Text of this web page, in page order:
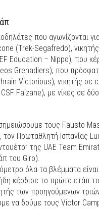
που αγωνίζονται
(Trek-Segafredo),
Education – Nippo), που
Grenadiers), που
Victorious), νικητής σε
Faizane), με νίκες σε
σημειώσουμε τους Fausto
τον Πρωταθλητή Ισπανίας
της UAE Team
του Giro).
όλα τα βλέμματα
κέρδισε το πρώτο ετάπ
των προηγούμενων
να δούμε τους Victor